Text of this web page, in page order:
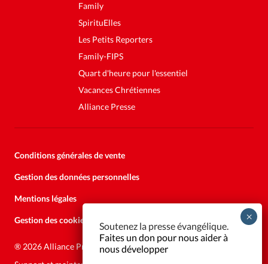
Family
SpirituElles
Les Petits Reporters
Family-FIPS
Quart d'heure pour l'essentiel
Vacances Chrétiennes
Alliance Presse
Conditions générales de vente
Gestion des données personnelles
Mentions légales
Gestion des cookies
® 2026 Alliance Presse
Soutenez la presse évangélique.
Faites un don pour nous aider à
nous développer